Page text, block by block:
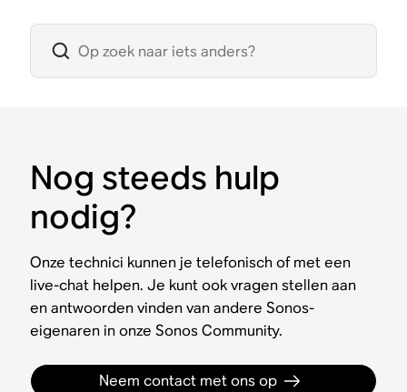
Nog steeds hulp
nodig?
Onze technici kunnen je telefonisch of met een
live-chat helpen. Je kunt ook vragen stellen aan
en antwoorden vinden van andere Sonos-
eigenaren in onze Sonos Community.
Neem contact met ons op